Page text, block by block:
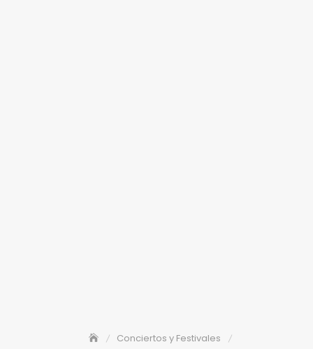
Conciertos y Festivales